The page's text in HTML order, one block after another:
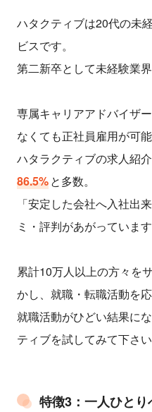
ハタクティブは20代の未
ビスです。
第二新卒として未経験業
専属キャリアアドバイザ
なくても正社員雇用が可能
ハタラクティブの求人紹
86.5%と多数。
「安定した会社へ入社出
ミ・評判があがっています
累計10万人以上の方々を
かし、就職・転職活動を
就職活動がひどい結果に
ティブを試してみて下さい
特徴3：一人ひと